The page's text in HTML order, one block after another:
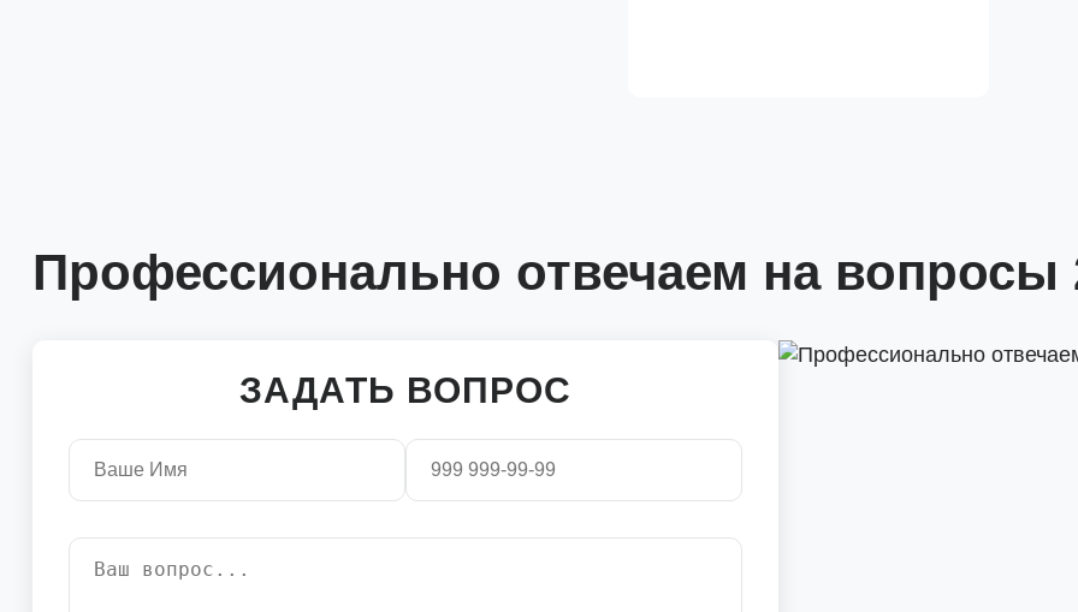
Профессионально отвечаем на вопросы
ЗАДАТЬ ВОПРОС